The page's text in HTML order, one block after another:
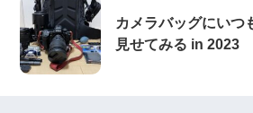
カメラバッグにいつ
見せてみる in 2023